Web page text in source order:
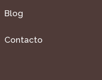
Blog
Contacto